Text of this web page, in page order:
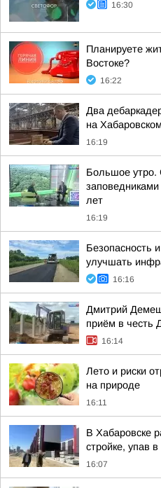
16:30
Планируете
Востоке?
16:22
Два
на
16:19
Большое утро.
лет
16:19
Безопасность
улучшать
16:16
Дмитрий
приём в честь
16:14
Лето и риски
на природе
16:11
В Хабаровске
стройке, упав
16:07